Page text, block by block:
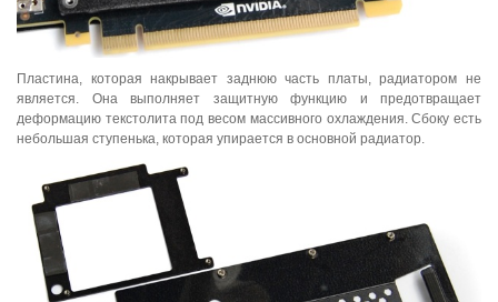
Пластина, которая накрывает заднюю часть платы, радиатором не
является. Она выполняет защитную функцию и предотвращает
деформацию текстолита под весом массивного охлаждения. Сбоку есть
небольшая ступенька, которая упирается в основной радиатор.